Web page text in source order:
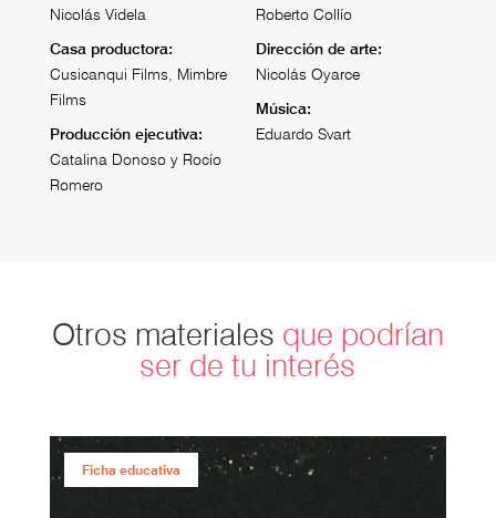
Nicolás Videla
Casa productora:
Cusicanqui Films, Mimbre
Films
Producción ejecutiva:
Catalina Donoso y Rocío
Romero
Roberto Collío
Dirección de arte:
Nicolás Oyarce
Música:
Eduardo Svart
Otros materiales que podrían
ser de tu interés
Ficha educativa